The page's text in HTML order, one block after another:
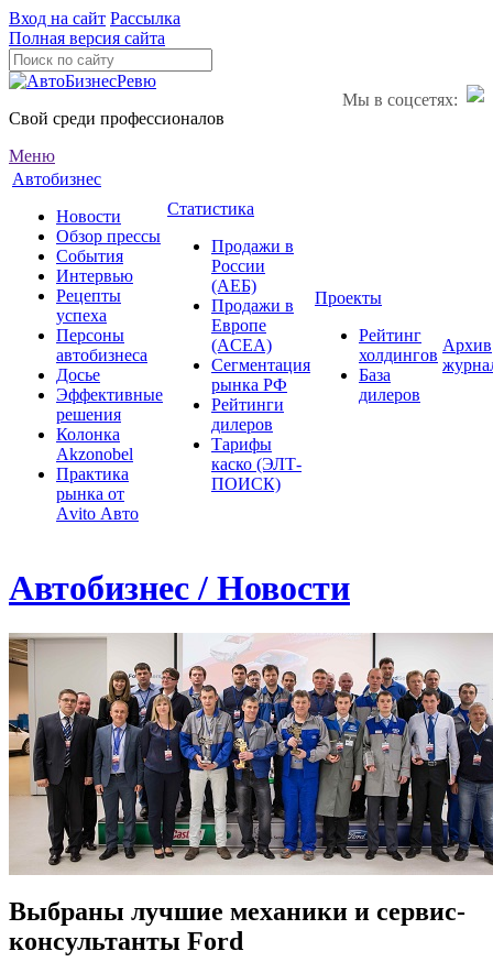
Вход на сайт Рассылка
Полная версия сайта
Мы в соцсетях:
Свой среди профессионалов
Меню
Автобизнес
Новости
Обзор прессы
События
Интервью
Рецепты
успеха
Персоны
автобизнеса
Досье
Эффективные
решения
Колонка
Akzonobel
Практика
рынка от
Аvito Авто
Статистика
Продажи в
России
(АЕБ)
Продажи в
Европе
(ACEA)
Сегментация
рынка РФ
Рейтинги
дилеров
Тарифы
каско (ЭЛТ-
ПОИСК)
Проекты
Рейтинг
холдингов
База
дилеров
Архив
Автобизнес / Новости
Выбраны лучшие механики и сервис-
консультанты Ford